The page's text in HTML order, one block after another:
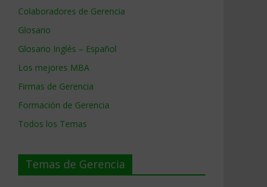
Colaboradores de Gerencia
Glosario
Glosario Inglés – Español
Los mejores MBA
Firmas de Gerencia
Formación de Gerencia
Todos los Temas
Temas de Gerencia